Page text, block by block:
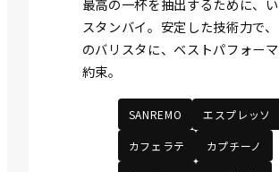
最高の一杯を抽出するために、
スタンバイ。安定した技術力で
のバリスタに、ベストパフォー
約束。
SANREMO エスプレッソ
カフェラテ カプチーノ